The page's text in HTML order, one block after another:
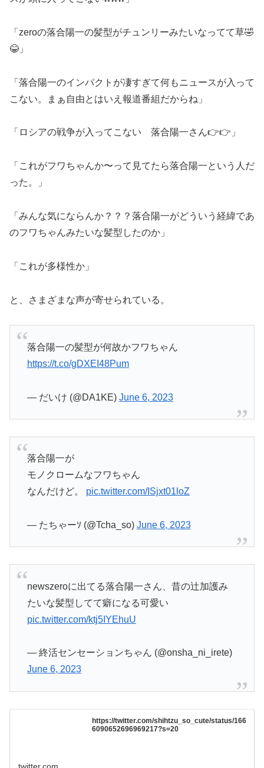
「zeroの落合陽一の髪型がチュンリーみたいなってて草🤣
😂」
「落合陽一のインパクトが凄すぎて何もニュースが入って
こない。まぁ自由とはいえ報道番組だからね」
「ロシアの戦争が入ってこない 落合陽一さん👉👉」
「これがフワちゃんか〜って見てたら落合陽一という人だ
った。」
「みんな気にならんか？？？落合陽一がどういう経緯であ
のフワちゃんみたいな髪型したのか」
「これが多様性か」
と、さまざまな声が寄せられている。
落合陽一の髪型が何故かフワちゃん
https://t.co/gDXEI48Pum
— だいけ (@DA1KE) June 6, 2023
落合陽一が
モノクロームなフワちゃん
なんだけど。 pic.twitter.com/ISjxt01loZ
— たちゃーｿ (@Tcha_so) June 6, 2023
newszeroに出てる落合陽一さん、昔の辻加護み
たいな髪型してて癖になる可愛い
pic.twitter.com/ktj5IYEhuU
— 終活センセーションちゃん (@onsha_ni_irete)
June 6, 2023
https://twitter.com/shihtzu_so_cute/status/166
6090652696969217?s=20